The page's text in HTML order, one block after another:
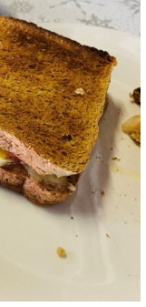
プロライダー